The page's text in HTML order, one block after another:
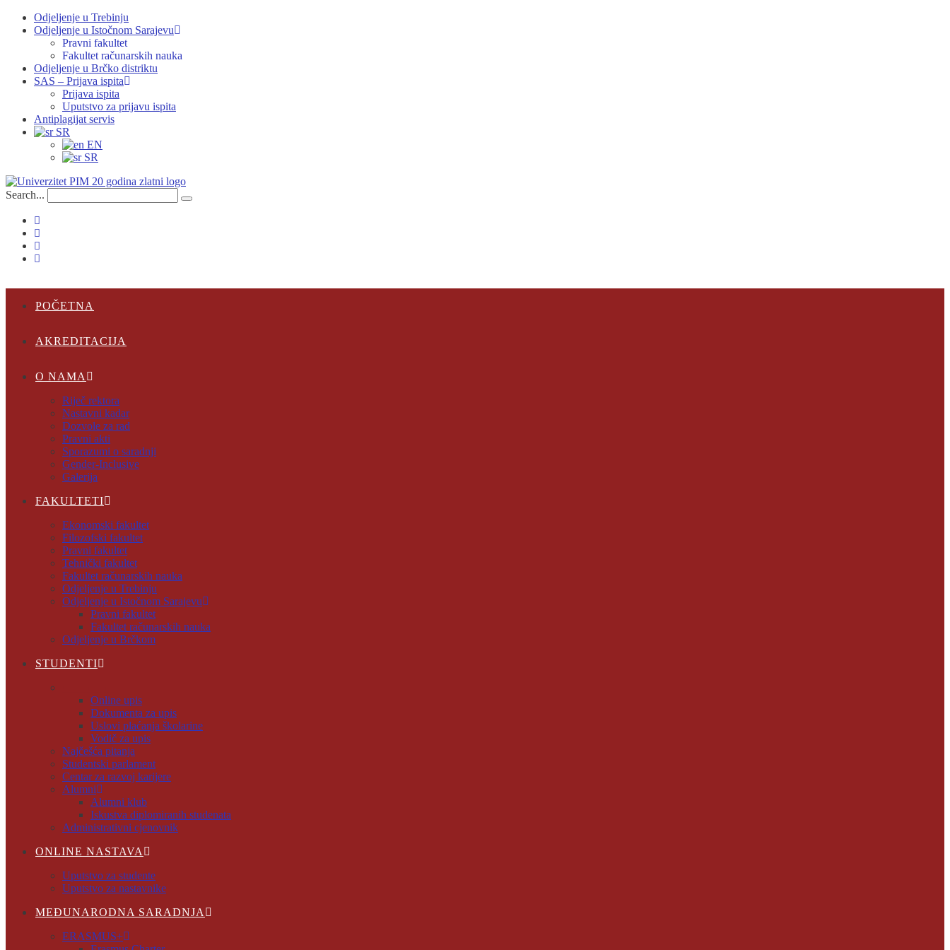
Odjeljenje u Trebinju
Odjeljenje u Istočnom Sarajevu
Pravni fakultet
Fakultet računarskih nauka
Odjeljenje u Brčko distriktu
SAS – Prijava ispita
Prijava ispita
Uputstvo za prijavu ispita
Antiplagijat servis
SR
EN
SR
Search...
POČETNA
AKREDITACIJA
O NAMA
Riječ rektora
Nastavni kadar
Dozvole za rad
Pravni akti
Sporazumi o saradnji
Gender-Inclusive
Galerija
FAKULTETI
Ekonomski fakultet
Filozofski fakultet
Pravni fakultet
Tehnički fakultet
Fakultet računarskih nauka
Odjeljenje u Trebinju
Odjeljenje u Istočnom Sarajevu
Pravni fakultet
Fakultet računarskih nauka
Odjeljenje u Brčkom
STUDENTI
Online upis
Dokumenta za upis
Uslovi plaćanja školarine
Vodič za upis
Najčešća pitanja
Studentski parlament
Centar za razvoj karijere
Alumni
Alumni klub
Iskustva diplomiranih studenata
Administrativni cjenovnik
ONLINE NASTAVA
Uputstvo za studente
Uputstvo za nastavnike
MEĐUNARODNA SARADNJA
ERASMUS+